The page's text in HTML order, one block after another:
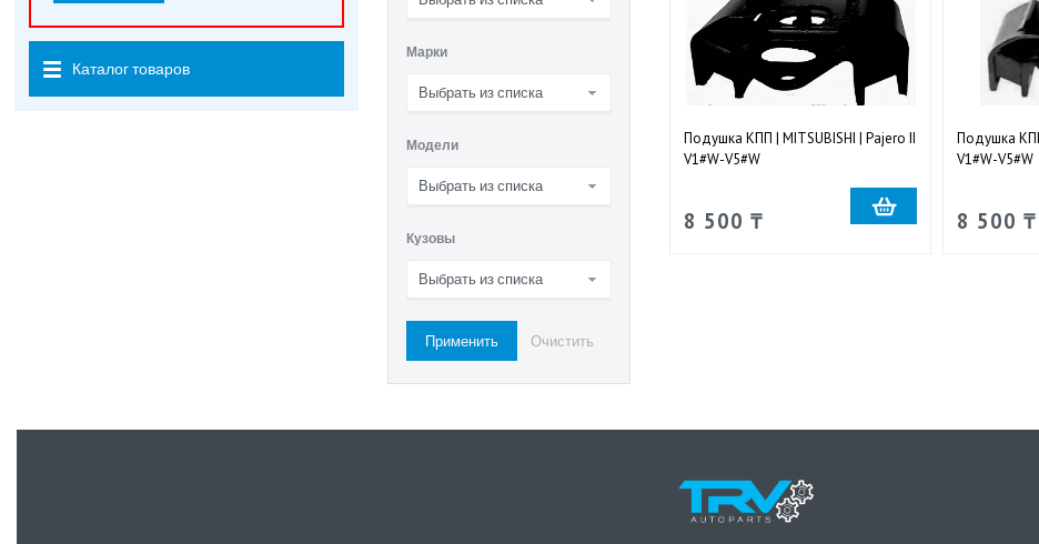
Каталог товаров
Марки
Выбрать из списка
Модели
Выбрать из списка
Кузовы
Выбрать из списка
Подушка КПП | MITSUBISHI | Pajero II
V1#W-V5#W
8 500 ₸
Подушка
V1#W-V5#W
8 500 ₸